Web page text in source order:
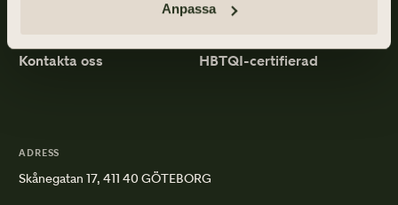
Anpassa
Kontakta oss
HBTQI-certifierad
ADRESS
Skånegatan 17, 411 40 GÖTEBORG